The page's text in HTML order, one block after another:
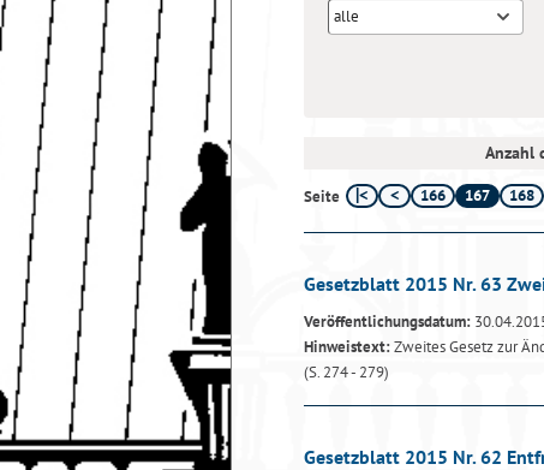
alle
Anzahl
Seite 166 167 168
Gesetzblatt 2015 Nr. 63
Veröffentlichungsdatum:
Hinweistext:Zweites Gesetz zur
(S. 274 - 279)
Gesetzblatt 2015 Nr. 62